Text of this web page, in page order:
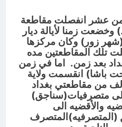
عشر انفصلت مقاطعة
زمنا لأيالة ديار
زور) وكان مركزها
تلك المقاطعتين مده
بعد زمن. اما في زمن
باشا) انقسمت ولاية
من مقاطعتي بغداد
متصرفيات(سناجق)
والأقضيه الى
(المتصرفيه)المتصرف